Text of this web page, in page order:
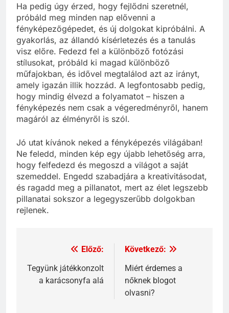
Ha pedig úgy érzed, hogy fejlődni szeretnél,
próbáld meg minden nap elővenni a
fényképezőgépedet, és új dolgokat kipróbálni. A
gyakorlás, az állandó kísérletezés és a tanulás
visz előre. Fedezd fel a különböző fotózási
stílusokat, próbáld ki magad különböző
műfajokban, és idővel megtalálod azt az irányt,
amely igazán illik hozzád. A legfontosabb pedig,
hogy mindig élvezd a folyamatot – hiszen a
fényképezés nem csak a végeredményről, hanem
magáról az élményről is szól.
Jó utat kívánok neked a fényképezés világában!
Ne feledd, minden kép egy újabb lehetőség arra,
hogy felfedezd és megoszd a világot a saját
szemeddel. Engedd szabadjára a kreativitásodat,
és ragadd meg a pillanatot, mert az élet legszebb
pillanatai sokszor a legegyszerűbb dolgokban
rejlenek.
Bejegyzés
navigáció
Előző:
Tegyünk játékkonzolt
a karácsonyfa alá
Következő:
Miért érdemes a
nőknek blogot
olvasni?